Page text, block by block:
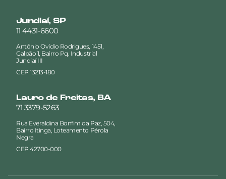
Jundiaí, SP
11 4431-6600
Antônio Ovídio Rodrigues, 1451,
Galpão 1, Bairro Pq. Industrial
Jundiaí III
CEP 13213-180
Lauro de Freitas, BA
71 3379-5263
Rua Everaldina Bonfim da Paz, 504,
Bairro Itinga, Loteamento Pérola
Negra
CEP 42700-000